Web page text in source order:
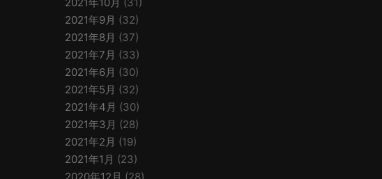
2021年9月 (32)
2021年8月 (37)
2021年7月 (33)
2021年6月 (30)
2021年5月 (32)
2021年4月 (30)
2021年3月 (28)
2021年2月 (19)
2021年1月 (23)